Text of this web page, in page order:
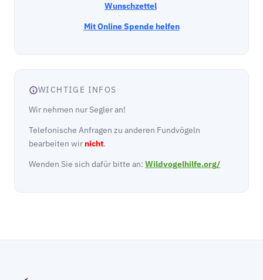
Wunschzettel
Mit Online Spende helfen
WICHTIGE INFOS
Wir nehmen nur Segler an!
Telefonische Anfragen zu anderen Fundvögeln
bearbeiten wir nicht.
Wenden Sie sich dafür bitte an: Wildvogelhilfe.org/